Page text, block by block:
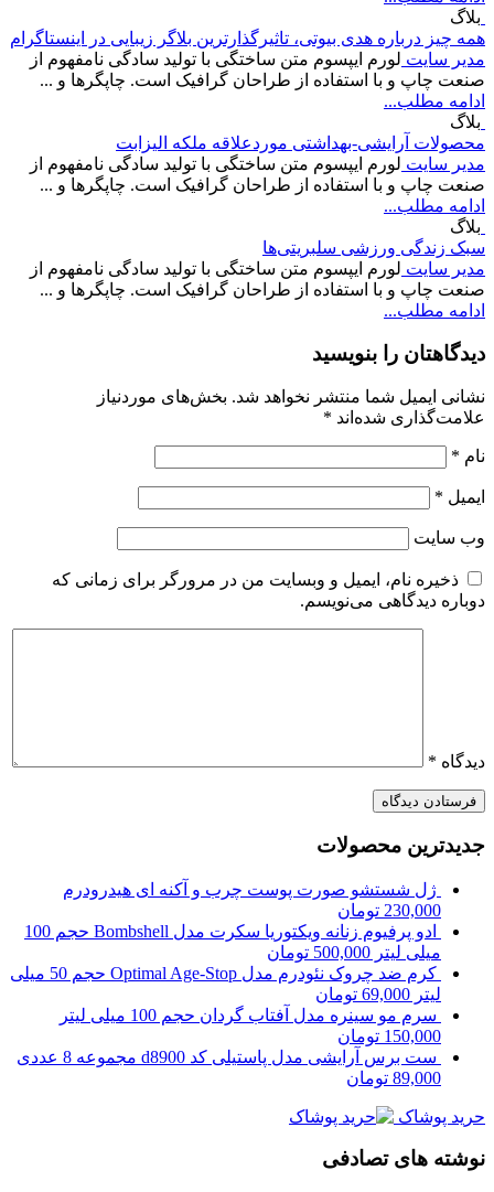
بلاگ
همه چیز درباره هدی بیوتی، تاثیرگذارترین بلاگر زیبایی در اینستاگرام
مدیر سایت لورم ایپسوم متن ساختگی با تولید سادگی نامفهوم از
صنعت چاپ و با استفاده از طراحان گرافیک است. چاپگرها و ...
ادامه مطلب...
بلاگ
محصولات آرایشی-بهداشتی موردعلاقه ملکه الیزابت
مدیر سایت لورم ایپسوم متن ساختگی با تولید سادگی نامفهوم از
صنعت چاپ و با استفاده از طراحان گرافیک است. چاپگرها و ...
ادامه مطلب...
بلاگ
سبک زندگی ورزشی سلبریتی‌ها
مدیر سایت لورم ایپسوم متن ساختگی با تولید سادگی نامفهوم از
صنعت چاپ و با استفاده از طراحان گرافیک است. چاپگرها و ...
ادامه مطلب...
دیدگاهتان را بنویسید
نشانی ایمیل شما منتشر نخواهد شد. بخش‌های موردنیاز
علامت‌گذاری شده‌اند *
نام *
ایمیل *
وب‌ سایت
ذخیره نام، ایمیل و وبسایت من در مرورگر برای زمانی که
دوباره دیدگاهی می‌نویسم.
دیدگاه *
جدیدترین محصولات
ژل شستشو صورت پوست چرب و آکنه ای هیدرودرم
230,000 تومان
ادو پرفیوم زنانه ویکتوریا سکرت مدل Bombshell حجم 100
میلی لیتر 500,000 تومان
کرم ضد چروک نئودرم مدل Optimal Age-Stop حجم 50 میلی
لیتر 69,000 تومان
سرم مو سینره مدل آفتاب گردان حجم 100 میلی لیتر
150,000 تومان
ست برس آرایشی مدل پاستیلی کد d8900 مجموعه 8 عددی
89,000 تومان
حرید پوشاک
نوشته های تصادفی